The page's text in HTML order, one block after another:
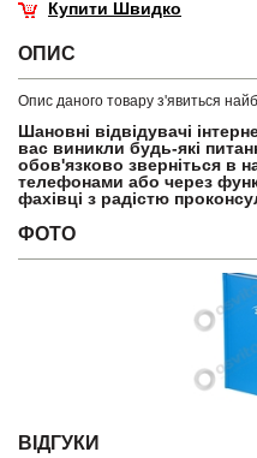
Купити Швидко
ОПИС
Опис даного товару з'явиться
Шановні відвідувачі
вас виникли будь-які
обов'язково зверніться в
телефонами або через
фахівці з радістю
ФОТО
ВІДГУКИ